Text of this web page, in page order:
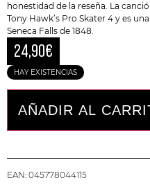
honestidad de la reseña. La
Tony Hawk’s Pro Skater 4 y es
Seneca Falls de 1848.
24,90€
HAY EXISTENCIAS
AÑADIR AL
EAN: 045778044115